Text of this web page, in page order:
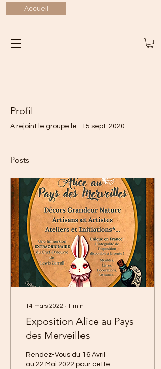
Accueil
Profil
A rejoint le groupe le : 15 sept. 2020
Posts
14 mars 2022 ∙ 1 min
Exposition Alice au Pays
des Merveilles
Rendez-Vous du 16 Avril
au 22 Mai 2022 pour cette